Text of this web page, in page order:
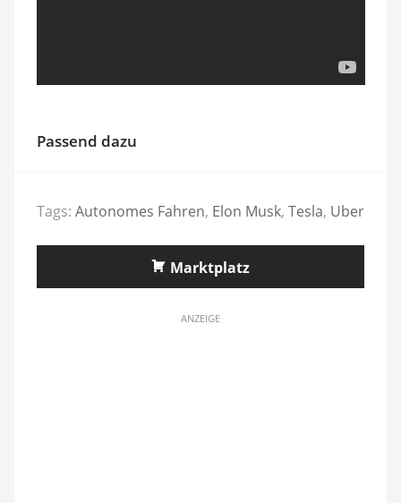
Passend dazu
Tags: Autonomes Fahren, Elon Musk, Tesla, Uber
Marktplatz
ANZEIGE